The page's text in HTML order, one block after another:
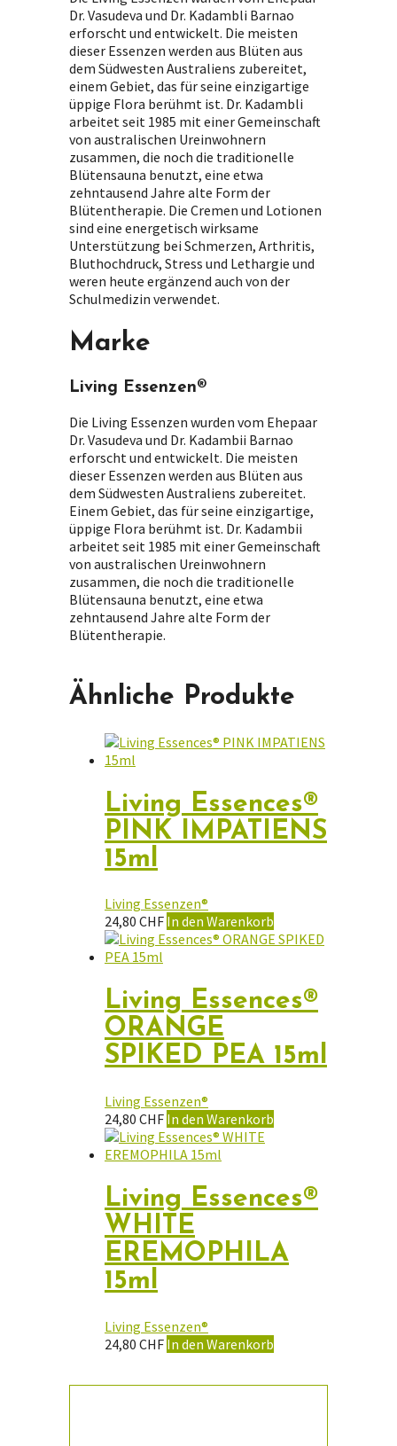
Dr. Vasudeva und Dr. Kadambli Barnao
erforscht und entwickelt. Die meisten
dieser Essenzen werden aus Blüten aus
dem Südwesten Australiens zubereitet,
einem Gebiet, das für seine einzigartige
üppige Flora berühmt ist. Dr. Kadambli
arbeitet seit 1985 mit einer Gemeinschaft
von australischen Ureinwohnern
zusammen, die noch die traditionelle
Blütensauna benutzt, eine etwa
zehntausend Jahre alte Form der
Blütentherapie. Die Cremen und Lotionen
sind eine energetisch wirksame
Unterstützung bei Schmerzen, Arthritis,
Bluthochdruck, Stress und Lethargie und
weren heute ergänzend auch von der
Schulmedizin verwendet.
Marke
Living Essenzen®
Die Living Essenzen wurden vom Ehepaar
Dr. Vasudeva und Dr. Kadambii Barnao
erforscht und entwickelt. Die meisten
dieser Essenzen werden aus Blüten aus
dem Südwesten Australiens zubereitet.
Einem Gebiet, das für seine einzigartige,
üppige Flora berühmt ist. Dr. Kadambii
arbeitet seit 1985 mit einer Gemeinschaft
von australischen Ureinwohnern
zusammen, die noch die traditionelle
Blütensauna benutzt, eine etwa
zehntausend Jahre alte Form der
Blütentherapie.
Ähnliche Produkte
Living Essences®
PINK IMPATIENS
15ml
Living Essenzen®
24,80 CHF In den Warenkorb
Living Essences®
ORANGE
SPIKED PEA 15ml
Living Essenzen®
24,80 CHF In den Warenkorb
Living Essences®
WHITE
EREMOPHILA
15ml
Living Essenzen®
24,80 CHF In den Warenkorb